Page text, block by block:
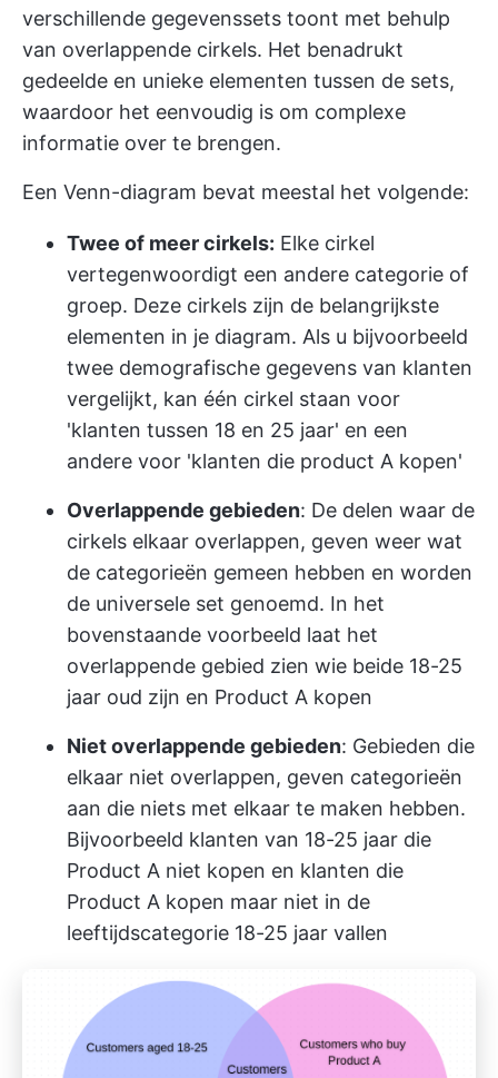
verschillende gegevenssets toont met behulp
van overlappende cirkels. Het benadrukt
gedeelde en unieke elementen tussen de sets,
waardoor het eenvoudig is om complexe
informatie over te brengen.
Een Venn-diagram bevat meestal het volgende:
Twee of meer cirkels: Elke cirkel
vertegenwoordigt een andere categorie of
groep. Deze cirkels zijn de belangrijkste
elementen in je diagram. Als u bijvoorbeeld
twee demografische gegevens van klanten
vergelijkt, kan één cirkel staan voor
'klanten tussen 18 en 25 jaar' en een
andere voor 'klanten die product A kopen'
Overlappende gebieden: De delen waar de
cirkels elkaar overlappen, geven weer wat
de categorieën gemeen hebben en worden
de universele set genoemd. In het
bovenstaande voorbeeld laat het
overlappende gebied zien wie beide 18-25
jaar oud zijn en Product A kopen
Niet overlappende gebieden: Gebieden die
elkaar niet overlappen, geven categorieën
aan die niets met elkaar te maken hebben.
Bijvoorbeeld klanten van 18-25 jaar die
Product A niet kopen en klanten die
Product A kopen maar niet in de
leeftijdscategorie 18-25 jaar vallen